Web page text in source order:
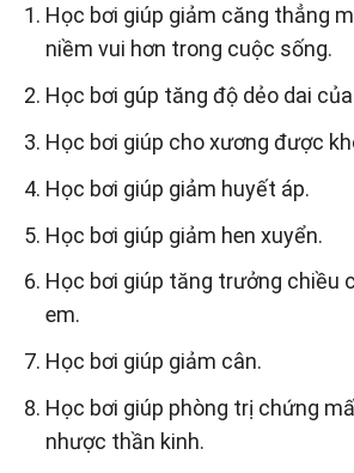
Học bơi giúp giảm căng thẳng
niềm vui hơn trong cuộc sống.
Học bơi gúp tăng độ dẻo dai
Học bơi giúp cho xương được
Học bơi giúp giảm huyết áp.
Học bơi giúp giảm hen xuyển.
Học bơi giúp tăng trưởng chiều
em.
Học bơi giúp giảm cân.
Học bơi giúp phòng trị chứng
nhược thần kinh.